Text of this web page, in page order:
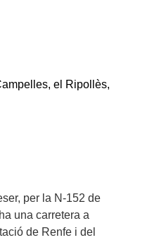
el Ripollès,
per la N-152 de
una carretera a
de Renfe i del